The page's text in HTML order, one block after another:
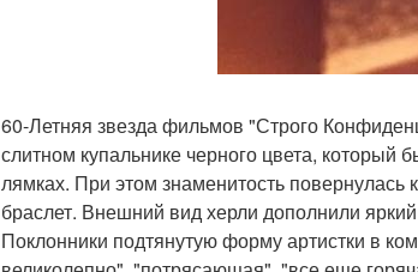
60-Летняя звезда фильмов "Строго
слитном купальнике черного цвета,
лямках. При этом знаменитость
браслет. Внешний вид херли дополнили
Поклонники подтянутую форму артистки в